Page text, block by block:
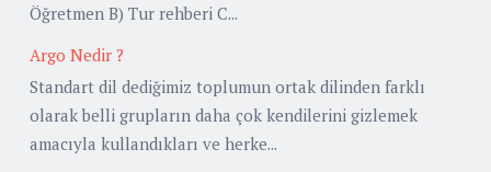
Öğretmen B) Tur rehberi C...
Argo Nedir ?
Standart dil dediğimiz toplumun ortak dilinden farklı
olarak belli grupların daha çok kendilerini gizlemek
amacıyla kullandıkları ve herke...